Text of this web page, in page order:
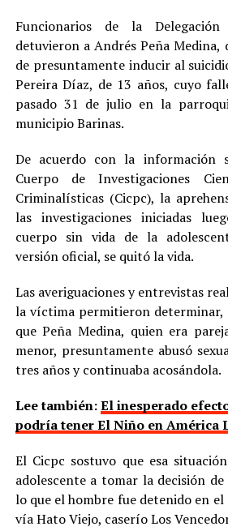
Funcionarios de la
detuvieron a Andrés Peña Medina,
de presuntamente inducir al
Pereira Díaz, de 13 años, cuyo
pasado 31 de julio en la
municipio Barinas.
De acuerdo con la información
Cuerpo de Investigaciones
Criminalísticas (Cicpc), la
las investigaciones iniciadas
cuerpo sin vida de la
versión oficial, se quitó la vida.
Las averiguaciones y entrevistas
la víctima permitieron determinar,
que Peña Medina, quien era
menor, presuntamente abusó
tres años y continuaba acosándola.
Lee también:El inesperado
podría tener El Niño en América
El Cicpc sostuvo que esa
adolescente a tomar la decisión
lo que el hombre fue detenido en el
vía Hato Viejo, caserío Los